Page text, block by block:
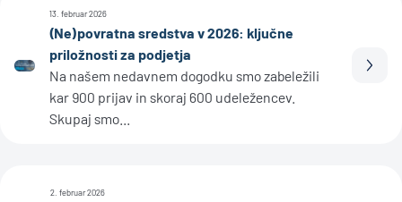
13. februar 2026
(Ne)povratna sredstva v 2026: ključne
priložnosti za podjetja
Na našem nedavnem dogodku smo zabeležili
kar 900 prijav in skoraj 600 udeležencev.
Skupaj smo...
2. februar 2026